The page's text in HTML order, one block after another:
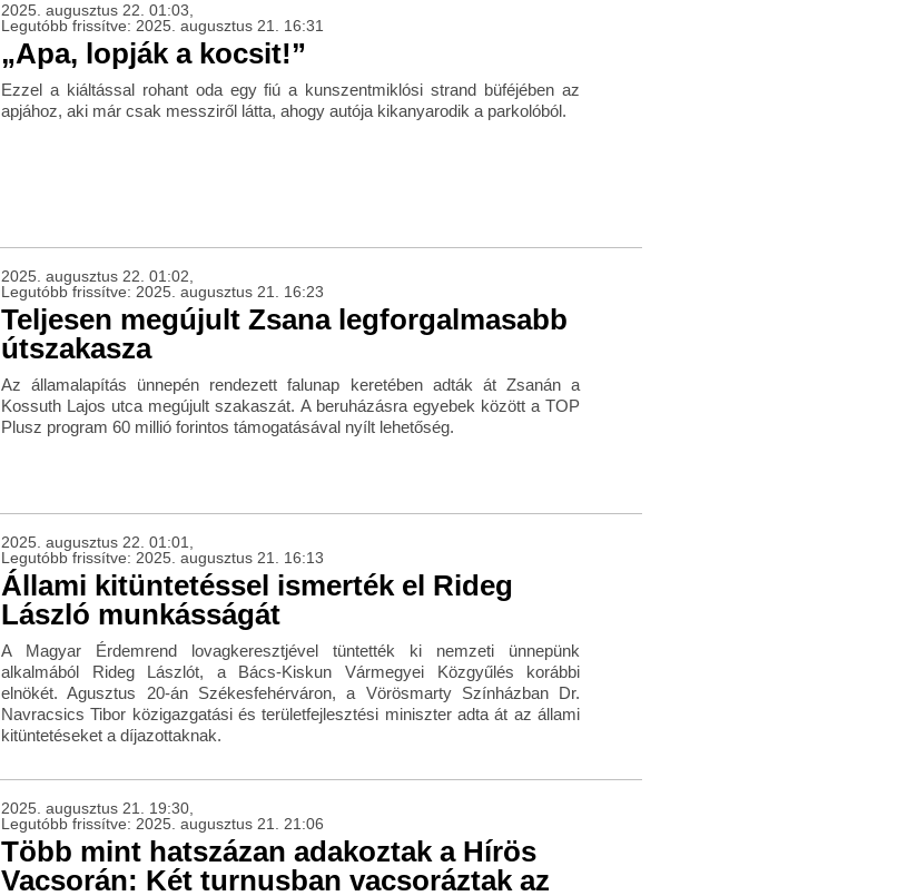
2025. augusztus 22. 01:03,
Legutóbb frissítve: 2025. augusztus 21. 16:31
„Apa, lopják a kocsit!”
Ezzel a kiáltással rohant oda egy fiú a kunszentmiklósi strand büféjében az
apjához, aki már csak messziről látta, ahogy autója kikanyarodik a parkolóból.
2025. augusztus 22. 01:02,
Legutóbb frissítve: 2025. augusztus 21. 16:23
Teljesen megújult Zsana legforgalmasabb
útszakasza
Az államalapítás ünnepén rendezett falunap keretében adták át Zsanán a
Kossuth Lajos utca megújult szakaszát. A beruházásra egyebek között a TOP
Plusz program 60 millió forintos támogatásával nyílt lehetőség.
2025. augusztus 22. 01:01,
Legutóbb frissítve: 2025. augusztus 21. 16:13
Állami kitüntetéssel ismerték el Rideg
László munkásságát
A Magyar Érdemrend lovagkeresztjével tüntették ki nemzeti ünnepünk
alkalmából Rideg Lászlót, a Bács-Kiskun Vármegyei Közgyűlés korábbi
elnökét. Agusztus 20-án Székesfehérváron, a Vörösmarty Színházban Dr.
Navracsics Tibor közigazgatási és területfejlesztési miniszter adta át az állami
kitüntetéseket a díjazottaknak.
2025. augusztus 21. 19:30,
Legutóbb frissítve: 2025. augusztus 21. 21:06
Több mint hatszázan adakoztak a Hírös
Vacsorán: Két turnusban vacsoráztak az